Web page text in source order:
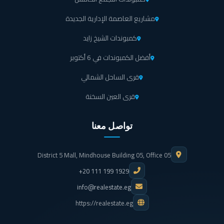
بوابات إليكترونية ومؤمنة لجعل حركة الخروج والدخول أسهل
في ويست جيت.
ولان ويست جيت تم تصميمه وفقا لمعايير السلامة العالمية، تم
توفير نظام إطفاء حريق متكامل في المكان تحسبا لأي طارئ.
كاميرات مراقبة عالية الجودة موجودة في المكان لتوفير
الطمأنينة للزوار داخل مول جيتس اكتوبر.
جراج كبير يتسع كثير من السيارات وذلك للتقليل من الزحام أو
التكدس أمام مول ويست جيت 6 أكتوبر.
مشاريع العاصمة الإدارية الجديدة
كمبوندات الشيخ زايد
أفضل الكمبوندات في 6 أكتوبر
قرى الساحل الشمالي
قرى العين السخنة
تواصل معنا
District 5 Mall, Mindhouse Building 05, Office 05
+20 111 199 1929
info@realestate.eg
https://realestate.eg